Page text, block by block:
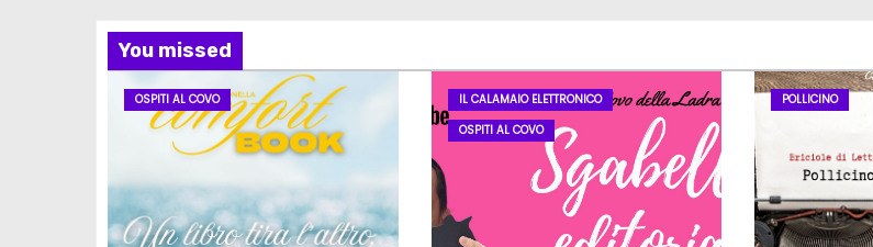
You missed
OSPITI AL COVO
IL CALAMAIO ELETTRONICO
OSPITI AL COVO
POLLICINO